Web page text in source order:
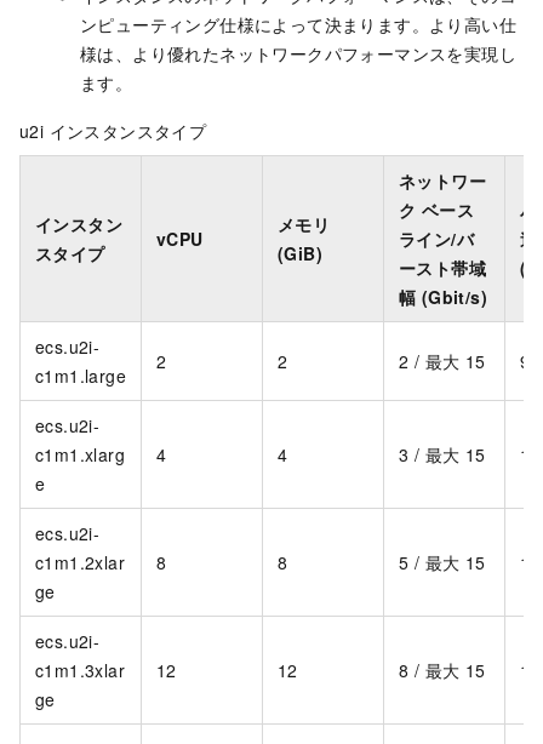
ンピューティング仕様によって決まります。より高い仕
様は、より優れたネットワークパフォーマンスを実現し
ます。
u2i インスタンスタイプ
インスタン
スタイプ
vCPU
メモリ
(GiB)
ネットワー
ク ベース
ライン/バ
ースト帯域
幅 (Gbit/s)
パ
送
ecs.u2i-
c1m1.large
2 2 2 / 最大 15
ecs.u2i-
c1m1.xlarg
e
4 4 3 / 最大 15
ecs.u2i-
c1m1.2xlar
ge
8 8 5 / 最大 15
ecs.u2i-
c1m1.3xlar
ge
12 12 8 / 最大 15